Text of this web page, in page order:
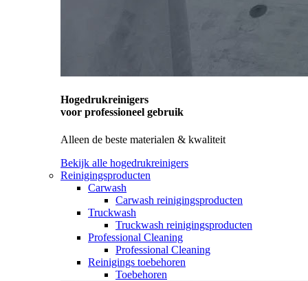
Hogedrukreinigers
voor professioneel gebruik
Alleen de beste materialen & kwaliteit
Bekijk alle hogedrukreinigers
Reinigingsproducten
Carwash
Carwash reinigingsproducten
Truckwash
Truckwash reinigingsproducten
Professional Cleaning
Professional Cleaning
Reinigings toebehoren
Toebehoren